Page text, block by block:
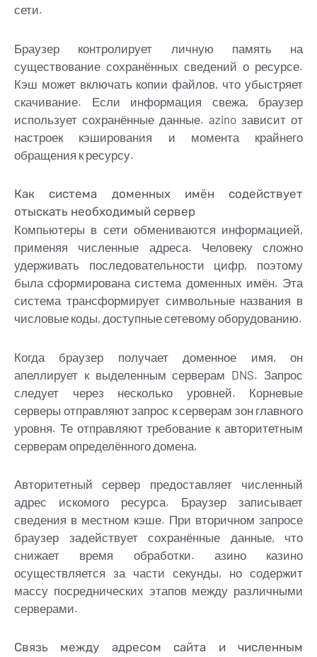
сети.
Браузер контролирует личную память на
существование сохранённых сведений о ресурсе.
Кэш может включать копии файлов, что убыстряет
скачивание. Если информация свежа, браузер
использует сохранённые данные. azino зависит от
настроек кэширования и момента крайнего
обращения к ресурсу.
Как система доменных имён содействует
отыскать необходимый сервер
Компьютеры в сети обмениваются информацией,
применяя численные адреса. Человеку сложно
удерживать последовательности цифр, поэтому
была сформирована система доменных имён. Эта
система трансформирует символьные названия в
числовые коды, доступные сетевому оборудованию.
Когда браузер получает доменное имя, он
апеллирует к выделенным серверам DNS. Запрос
следует через несколько уровней. Корневые
серверы отправляют запрос к серверам зон главного
уровня. Те отправляют требование к авторитетным
серверам определённого домена.
Авторитетный сервер предоставляет численный
адрес искомого ресурса. Браузер записывает
сведения в местном кэше. При вторичном запросе
браузер задействует сохранённые данные, что
снижает время обработки. азино казино
осуществляется за части секунды, но содержит
массу посреднических этапов между различными
серверами.
Связь между адресом сайта и численным